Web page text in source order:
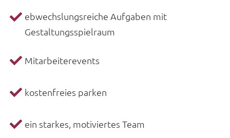
ebwechslungsreiche Aufgaben mit
Gestaltungsspielraum
Mitarbeiterevents
kostenfreies parken
ein starkes, motiviertes Team